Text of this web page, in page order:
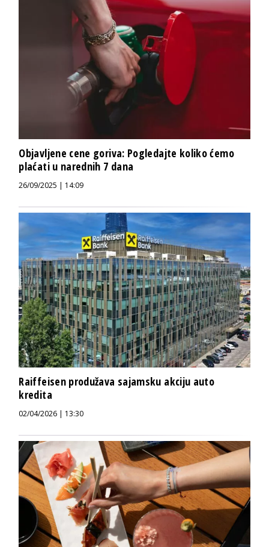
Objavljene cene goriva: Pogledajte koliko ćemo
plaćati u narednih 7 dana
26/09/2025 | 14:09
Raiffeisen produžava sajamsku akciju auto
kredita
02/04/2026 | 13:30